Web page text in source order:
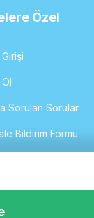
Özel
Sorulan Sorular
Bildirim Formu